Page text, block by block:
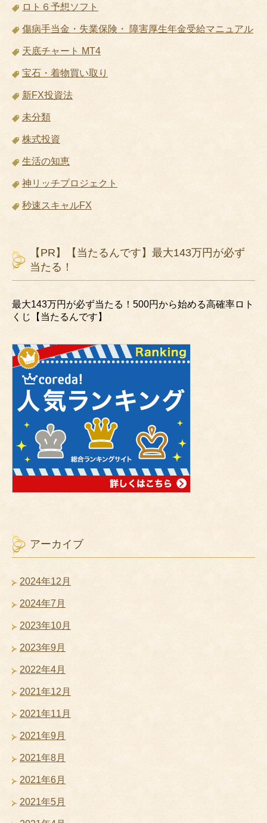
ロト６予想ソフト
傷病手当金・失業保険・ 障害厚生年金受給マニュアル
天底チャート MT4
宝石・着物買い取り
新FX投資法
未分類
株式投資
生活の知恵
神リッチプロジェクト
秒速スキャルFX
【PR】【当たるんです】最大143万円が必ず
当たる！
最大143万円が必ず当たる！500円から始める高確率ロト
くじ【当たるんです】
アーカイブ
2024年12月
2024年7月
2023年10月
2023年9月
2022年4月
2021年12月
2021年11月
2021年9月
2021年8月
2021年6月
2021年5月